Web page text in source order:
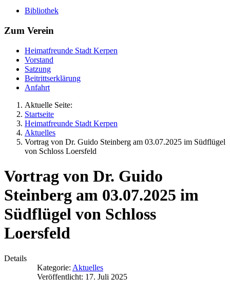
Bibliothek
Zum Verein
Heimatfreunde Stadt Kerpen
Vorstand
Satzung
Beitrittserklärung
Anfahrt
Aktuelle Seite:
Startseite
Heimatfreunde Stadt Kerpen
Aktuelles
Vortrag von Dr. Guido Steinberg am 03.07.2025 im Südflügel
von Schloss Loersfeld
Vortrag von Dr. Guido
Steinberg am 03.07.2025 im
Südflügel von Schloss
Loersfeld
Details
Kategorie: Aktuelles
Veröffentlicht: 17. Juli 2025